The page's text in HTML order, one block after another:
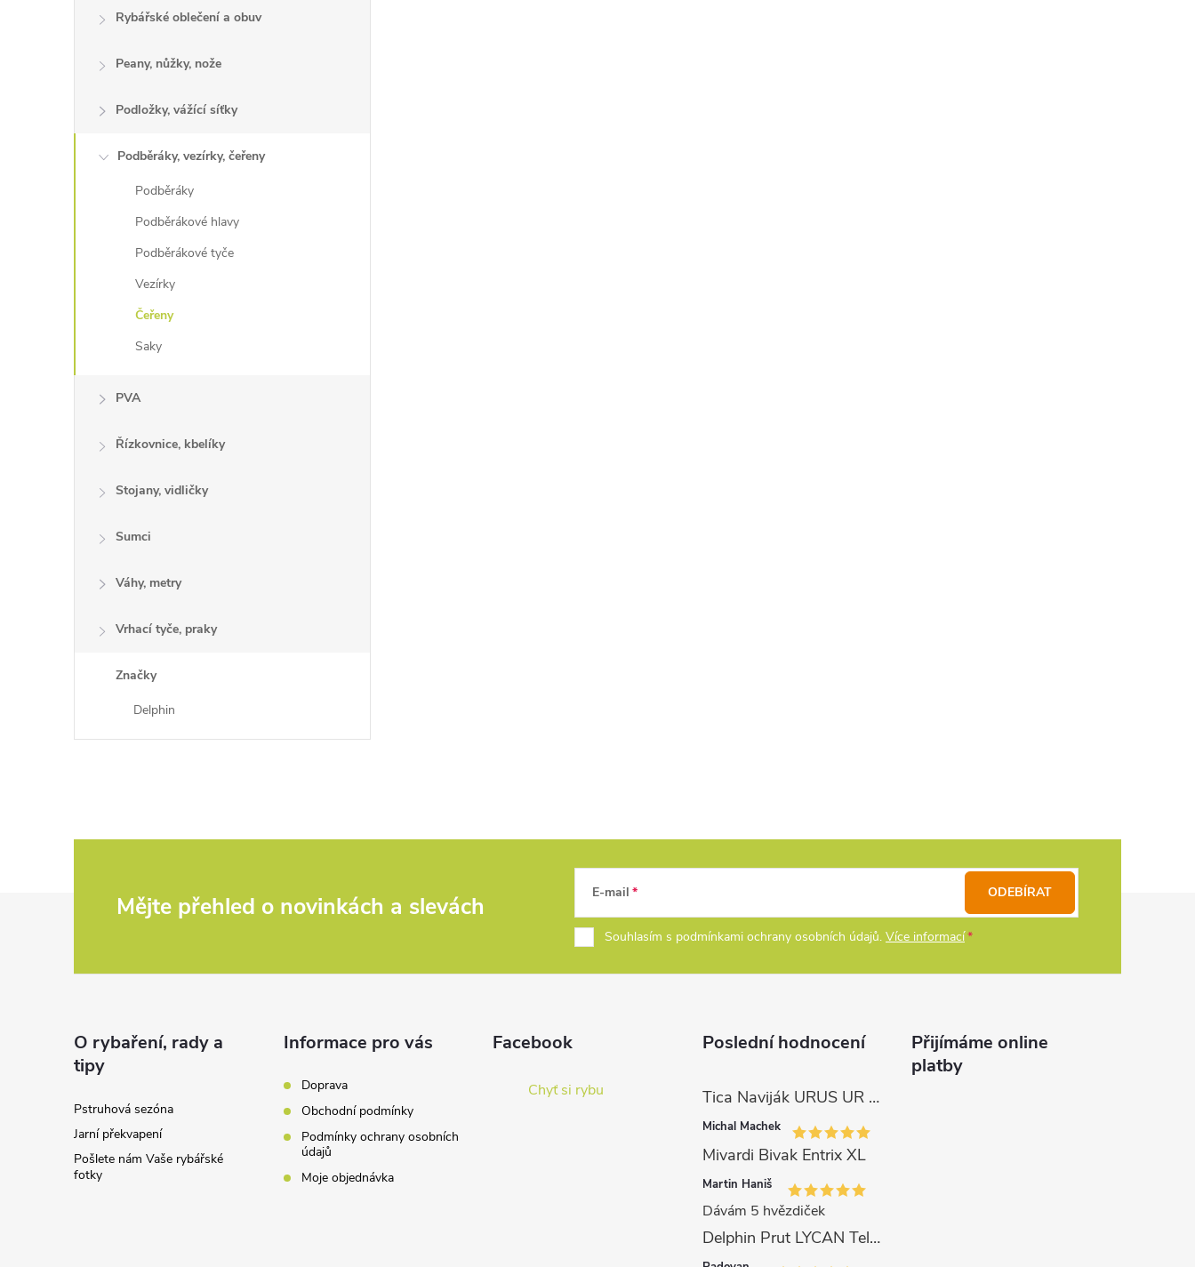
Rybářské oblečení a obuv
Peany, nůžky, nože
Podložky, vážící síťky
Podběráky, vezírky, čeřeny
Podběráky
Podběrákové hlavy
Podběrákové tyče
Vezírky
Čeřeny
Saky
PVA
Řízkovnice, kbelíky
Stojany, vidličky
Sumci
Váhy, metry
Vrhací tyče, praky
Značky
Delphin
Mějte přehled o novinkách a slevách E-mail
Souhlasím s podmínkami ochrany osobních údajů. Více informací
ODEBÍRAT
O rybaření, rady a
tipy
Pstruhová sezóna
Jarní překvapení
Pošlete nám Vaše rybářské
fotky
Informace pro vás
Doprava
Obchodní podmínky
Podmínky ochrany osobních
údajů
Moje objednávka
Facebook
Chyť si rybu
Poslední hodnocení
Tica Naviják URUS UR 4000
Michal Machek
Mivardi Bivak Entrix XL
Martin Haniš
Dávám 5 hvězdiček
Delphin Prut LYCAN TeleFEEDER + 3 špičky 3 m, 80 g
Přijímáme online
platby